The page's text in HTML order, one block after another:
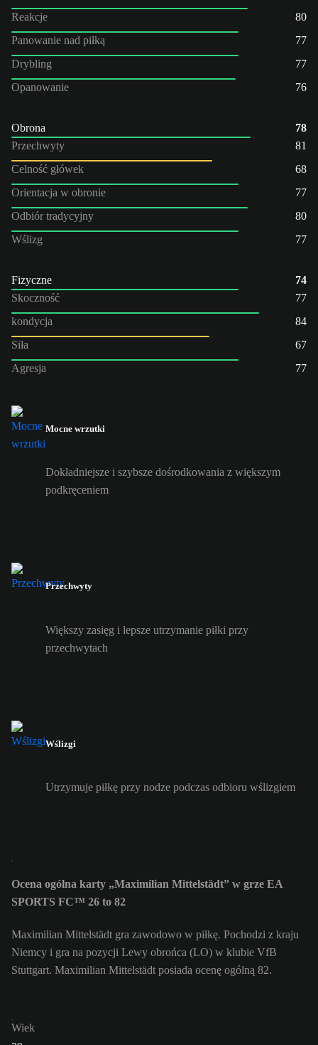
Reakcje
80
Panowanie nad piłką
77
Drybling
77
Opanowanie
76
Obrona
78
Przechwyty
81
Celność główek
68
Orientacja w obronie
77
Odbiór tradycyjny
80
Wślizg
77
Fizyczne
74
Skoczność
77
kondycja
84
Siła
67
Agresja
77
Mocne wrzutki
Dokładniejsze i szybsze dośrodkowania z większym
podkręceniem
Przechwyty
Większy zasięg i lepsze utrzymanie piłki przy
przechwytach
Wślizgi
Utrzymuje piłkę przy nodze podczas odbioru wślizgiem
Ocena ogólna karty „Maximilian Mittelstädt” w grze EA
SPORTS FC™ 26 to 82
Maximilian Mittelstädt gra zawodowo w piłkę. Pochodzi z kraju
Niemcy i gra na pozycji Lewy obrońca (LO) w klubie VfB
Stuttgart. Maximilian Mittelstädt posiada ocenę ogólną 82.
Wiek